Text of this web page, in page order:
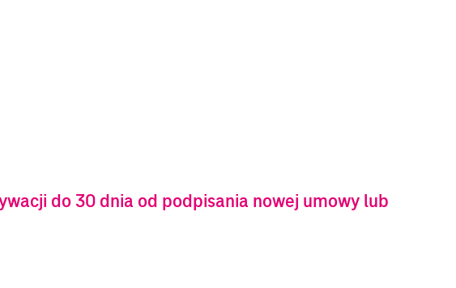
do 30 dnia od podpisania nowej umowy lub